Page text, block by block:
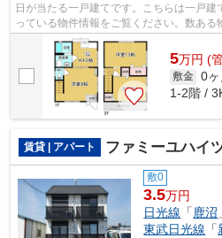
日が当たる一戸建てです。こちらは一戸
っている物件情報をご覧ください。数ある
件を見つけましょう。
5万円 (
敷金 0ヶ
1-2階 /
賃貸 | アパート ファミーユハイ
敷0
3.5万円
日光線 「鹿沼
東武日光線 「